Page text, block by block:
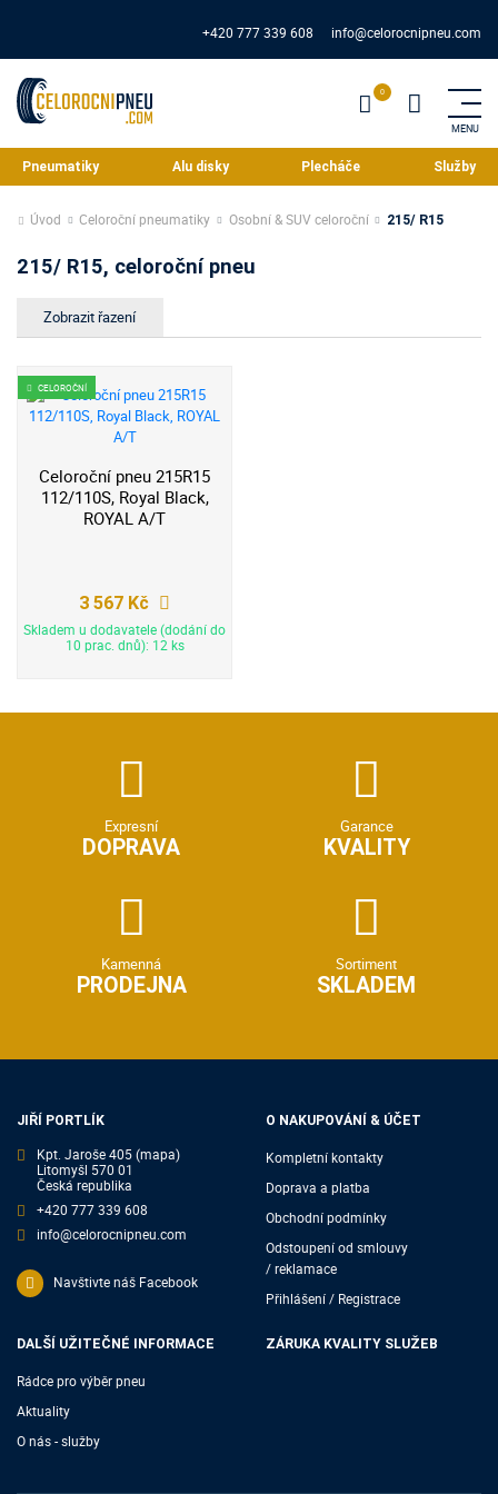
+420 777 339 608 info@celorocnipneu.com
Pneumatiky Alu disky Plecháče Služby
Úvod Celoroční pneumatiky Osobní & SUV celoroční 215/ R15
215/ R15, celoroční pneu
CELOROČNÍ
Celoroční pneu 215R15
112/110S, Royal Black,
ROYAL A/T
3 567 Kč
Skladem u dodavatele (dodání do
10 prac. dnů): 12 ks
Expresní
DOPRAVA
Garance
KVALITY
Kamenná
PRODEJNA
Sortiment
SKLADEM
JIŘÍ PORTLÍK
Kpt. Jaroše 405(mapa)
Litomyšl 570 01
Česká republika
+420 777 339 608
info@celorocnipneu.com
Navštivte náš Facebook
O NAKUPOVÁNÍ & ÚČET
Kompletní kontakty
Doprava a platba
Obchodní podmínky
Odstoupení od smlouvy
/ reklamace
Přihlášení / Registrace
DALŠÍ UŽITEČNÉ INFORMACE
Rádce pro výběr pneu
Aktuality
O nás - služby
ZÁRUKA KVALITY SLUŽEB